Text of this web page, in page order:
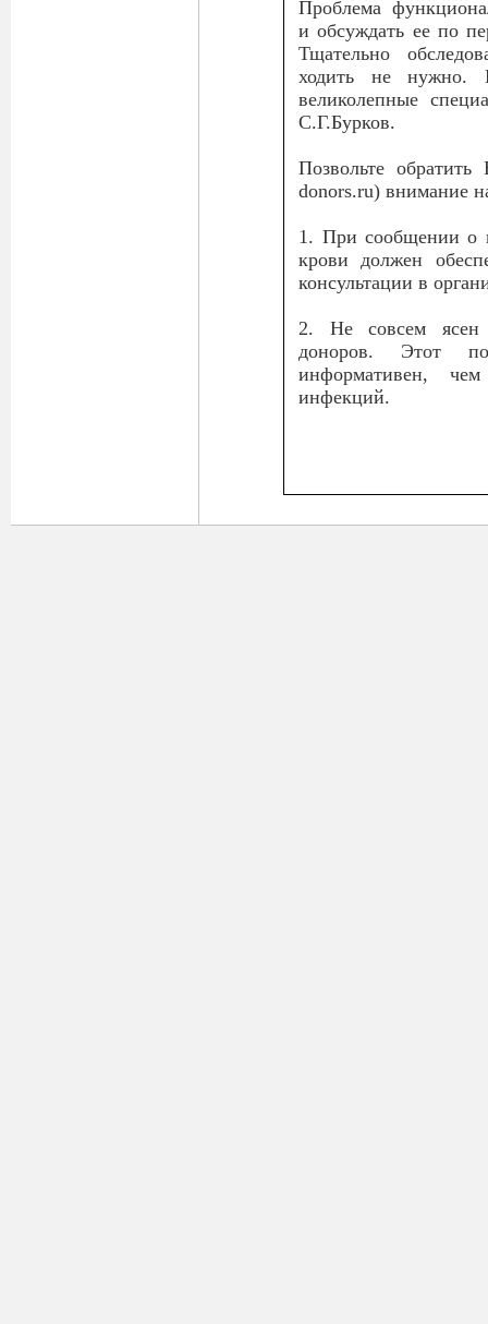
Проблема
и обсуждать ее по
Тщательно
ходить не нужно.
великолепные
С.Г.Бурков.
Позвольте
donors.ru) внимание
1. При сообщении о
крови должен
консультации в
2. Не совсем ясен
доноров. Этот
информативен,
инфекций.